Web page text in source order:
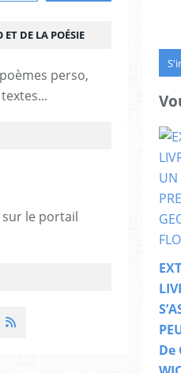
De
DE LA POÉSIE
perso,
sur le portail